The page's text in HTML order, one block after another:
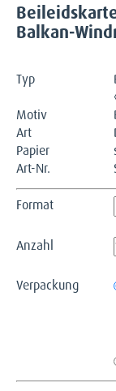
Balkan-
Typ
Motiv
Art
Papier
Art-Nr.
Format
Anzahl
Verpackung